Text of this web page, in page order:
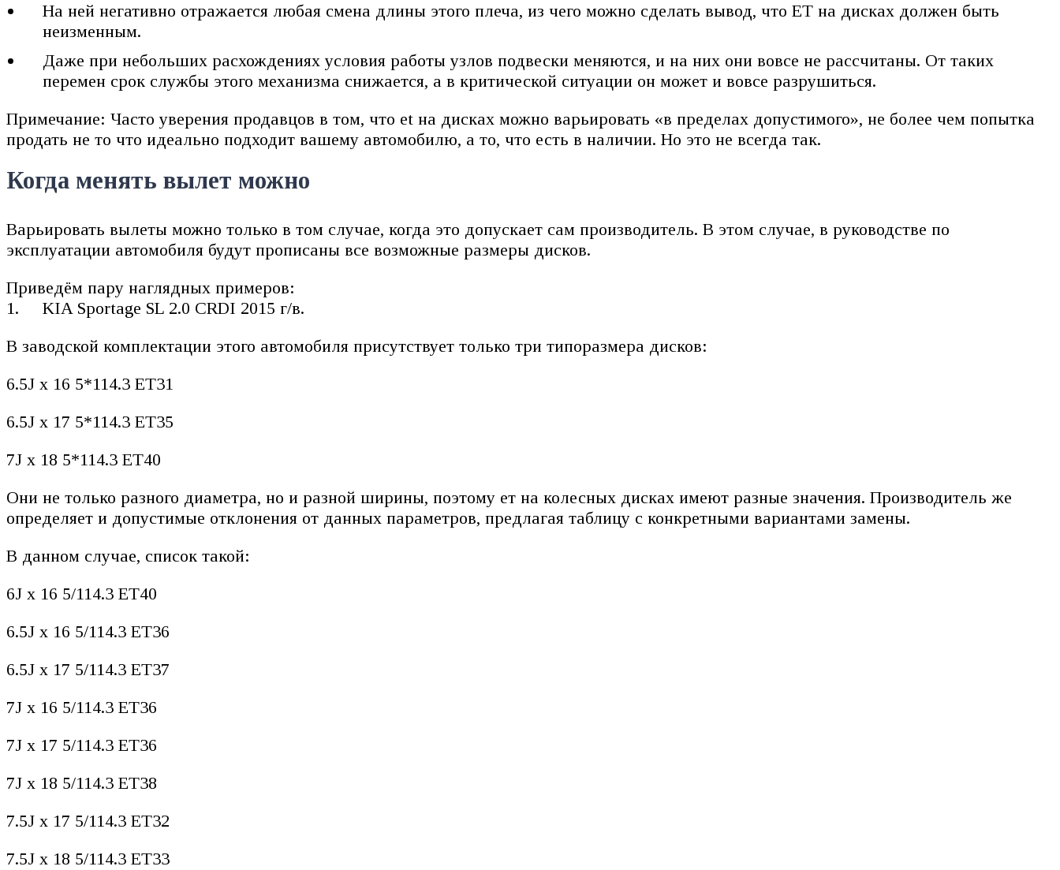
На ней негативно отражается любая смена длины этого плеча, из чего можно сделать вывод, что ЕТ на дисках должен быть
неизменным.
Даже при небольших расхождениях условия работы узлов подвески меняются, и на них они вовсе не рассчитаны. От таких
перемен срок службы этого механизма снижается, а в критической ситуации он может и вовсе разрушиться.
Примечание: Часто уверения продавцов в том, что et на дисках можно варьировать «в пределах допустимого», не более чем попытка
продать не то что идеально подходит вашему автомобилю, а то, что есть в наличии. Но это не всегда так.
Когда менять вылет можно
Варьировать вылеты можно только в том случае, когда это допускает сам производитель. В этом случае, в руководстве по
эксплуатации автомобиля будут прописаны все возможные размеры дисков.
Приведём пару наглядных примеров:
KIA Sportage SL 2.0 CRDI 2015 г/в.
В заводской комплектации этого автомобиля присутствует только три типоразмера дисков:
6.5J x 16 5*114.3 ET31
6.5J x 17 5*114.3 ET35
7J x 18 5*114.3 ET40
Они не только разного диаметра, но и разной ширины, поэтому ет на колесных дисках имеют разные значения. Производитель же
определяет и допустимые отклонения от данных параметров, предлагая таблицу с конкретными вариантами замены.
В данном случае, список такой:
6J x 16 5/114.3 ET40
6.5J x 16 5/114.3 ET36
6.5J x 17 5/114.3 ET37
7J x 16 5/114.3 ET36
7J x 17 5/114.3 ET36
7J x 18 5/114.3 ET38
7.5J x 17 5/114.3 ET32
7.5J x 18 5/114.3 ET33